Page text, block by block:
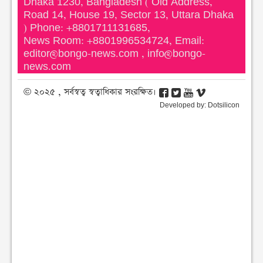
Road 14, House 19, Sector 13, Uttara Dhaka
) Phone: +8801711131685,
News Room: +8801996534724, Email:
editor@bongo-news.com , info@bongo-
news.com
© ২০২৫ , সর্বস্বত্ব স্বত্বাধিকার সংরক্ষিত।
Developed by: Dotsilicon